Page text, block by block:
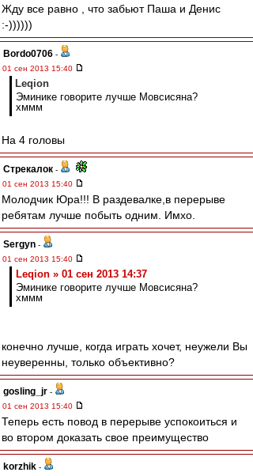
Жду все равно , что забьют Паша и Денис
:-))))))
Bordo0706 -
01 сен 2013 15:40
Leqion
Эминике говорите лучше Мовсисяна?
хммм
На 4 головы
Стрекалок -
01 сен 2013 15:40
Молодчик Юра!!! В раздевалке,в перерыве
ребятам лучше побыть одним. Имхо.
Sergyn -
01 сен 2013 15:40
Leqion » 01 сен 2013 14:37
Эминике говорите лучше Мовсисяна?
хммм
конечно лучше, когда играть хочет, неужели Вы
неуверенны, только объективно?
gosling_jr -
01 сен 2013 15:40
Теперь есть повод в перерыве успокоиться и
во втором доказать свое преимущество
korzhik -